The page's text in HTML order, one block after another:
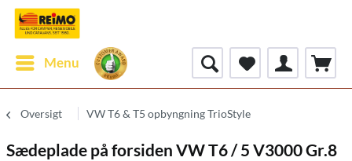
Menu
Oversigt VW T6 & T5 opbyngning TrioStyle
Sædeplade på forsiden VW T6 / 5 V3000 Gr.8